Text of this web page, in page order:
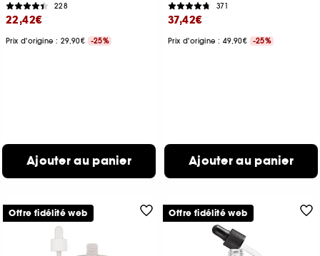
228
22,42€
Prix d'origine : 29,90€ -25%
Ajouter au panier
371
37,42€
Prix d'origine : 49,90€ -25%
Ajouter au panier
Offre fidélité web Offre fidélité web